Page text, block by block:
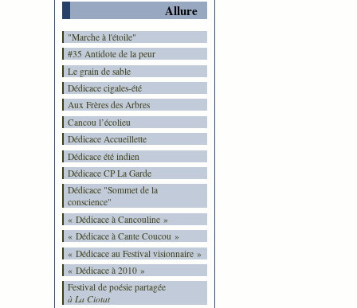
Allure
"Marche à l'étoile"
#35 Antidote de la peur
Le grain de sable
Dédicace cigales-été
Aux Frères des Arbres
Cancou l’écolieu
Dédicace Accueillette
Dédicace été indien
Dédicace CP La Garde
Dédicace "Sommet de la
conscience"
« Dédicace à Cancouline »
« Dédicace à Cante Coucou »
« Dédicace au Festival visionnaire »
« Dédicace à 2010 »
Festival de poésie partagée
à La Ciotat